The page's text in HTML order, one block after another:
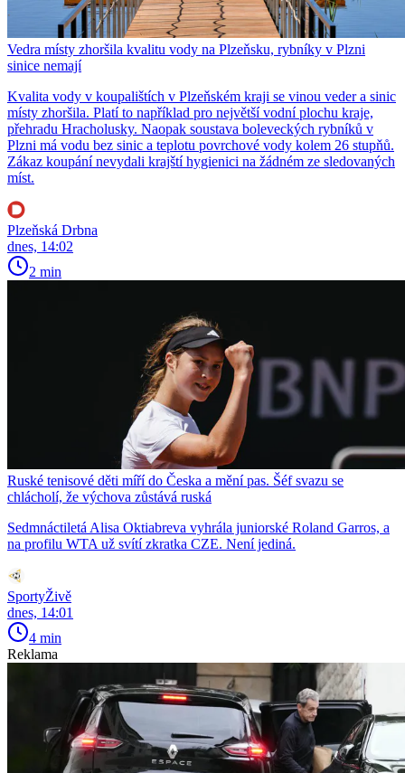
Vedra místy zhoršila kvalitu vody na Plzeňsku, rybníky v Plzni
sinice nemají
Kvalita vody v koupalištích v Plzeňském kraji se vinou veder a sinic
místy zhoršila. Platí to například pro největší vodní plochu kraje,
přehradu Hracholusky. Naopak soustava boleveckých rybníků v
Plzni má vodu bez sinic a teplotu povrchové vody kolem 26 stupňů.
Zákaz koupání nevydali krajští hygienici na žádném ze sledovaných
míst.
Plzeňská Drbna
dnes, 14:02
2 min
Ruské tenisové děti míří do Česka a mění pas. Šéf svazu se
chlácholí, že výchova zůstává ruská
Sedmnáctiletá Alisa Oktiabreva vyhrála juniorské Roland Garros, a
na profilu WTA už svítí zkratka CZE. Není jediná.
SportyŽivě
dnes, 14:01
4 min
Reklama